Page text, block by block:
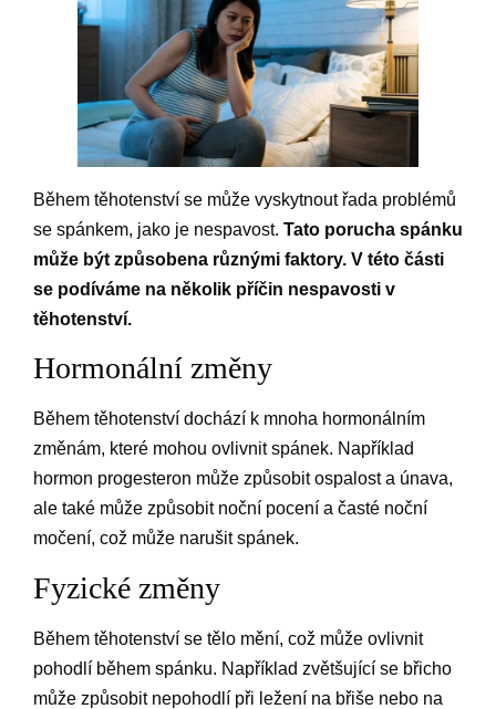
Během těhotenství se může vyskytnout řada problémů
se spánkem, jako je nespavost. Tato porucha spánku
může být způsobena různými faktory. V této části
se podíváme na několik příčin nespavosti v
těhotenství.
Hormonální změny
Během těhotenství dochází k mnoha hormonálním
změnám, které mohou ovlivnit spánek. Například
hormon progesteron může způsobit ospalost a únava,
ale také může způsobit noční pocení a časté noční
močení, což může narušit spánek.
Fyzické změny
Během těhotenství se tělo mění, což může ovlivnit
pohodlí během spánku. Například zvětšující se břicho
může způsobit nepohodlí při ležení na břiše nebo na